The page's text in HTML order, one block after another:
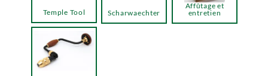
Temple Tool Scharwaechter
Affûtage et
entretien